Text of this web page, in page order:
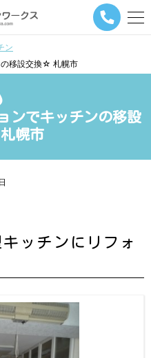
メ
ナ
ー
シ
ボ
ン
の移設交換☆ 札幌市
ンでキッチンの移設
幌市
ッチンにリフォ